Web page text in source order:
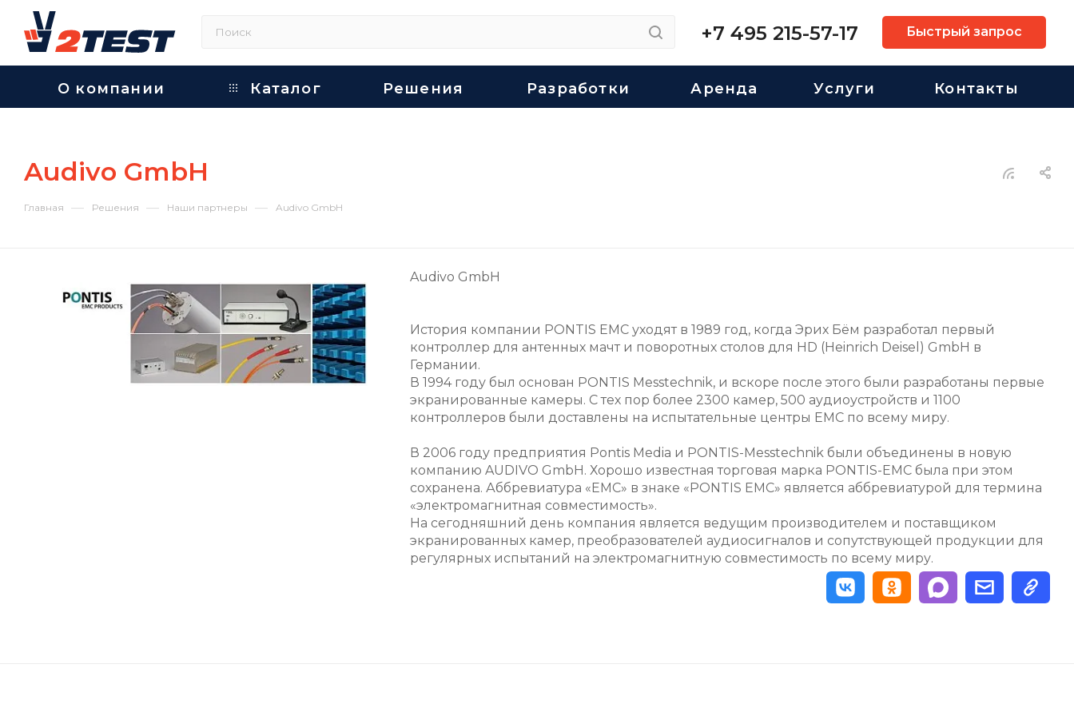
+7 495 215-57-17 Быстрый запрос
О компании Каталог Решения Разработки Аренда Услуги Контакты
Audivo GmbH
Главная — Решения — Наши партнеры — Audivo GmbH
Audivo GmbH
История компании PONTIS EMC уходят в 1989 год, когда Эрих Бём разработал первый
контроллер для антенных мачт и поворотных столов для HD (Heinrich Deisel) GmbH в
Германии.
В 1994 году был основан PONTIS Messtechnik, и вскоре после этого были разработаны первые
экранированные камеры. С тех пор более 2300 камер, 500 аудиоустройств и 1100
контроллеров были доставлены на испытательные центры EMC по всему миру.
В 2006 году предприятия Pontis Media и PONTIS-Messtechnik были объединены в новую
компанию AUDIVO GmbH. Хорошо известная торговая марка PONTIS-EMC была при этом
сохранена. Аббревиатура «EMC» в знаке «PONTIS EMC» является аббревиатурой для термина
«электромагнитная совместимость».
На сегодняшний день компания является ведущим производителем и поставщиком
экранированных камер, преобразователей аудиосигналов и сопутствующей продукции для
регулярных испытаний на электромагнитную совместимость по всему миру.